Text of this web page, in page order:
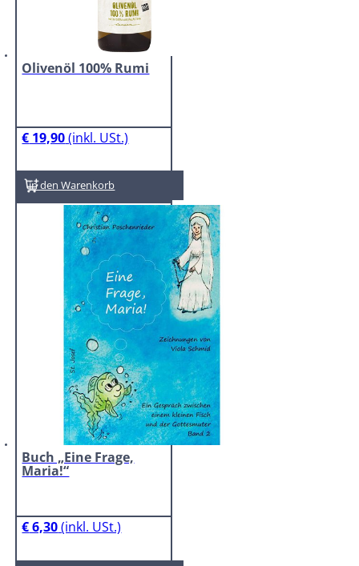
Olivenöl 100% Rumi
€ 19,90
In den Warenkorb
Buch „Eine Frage,
Maria!“
€6,30